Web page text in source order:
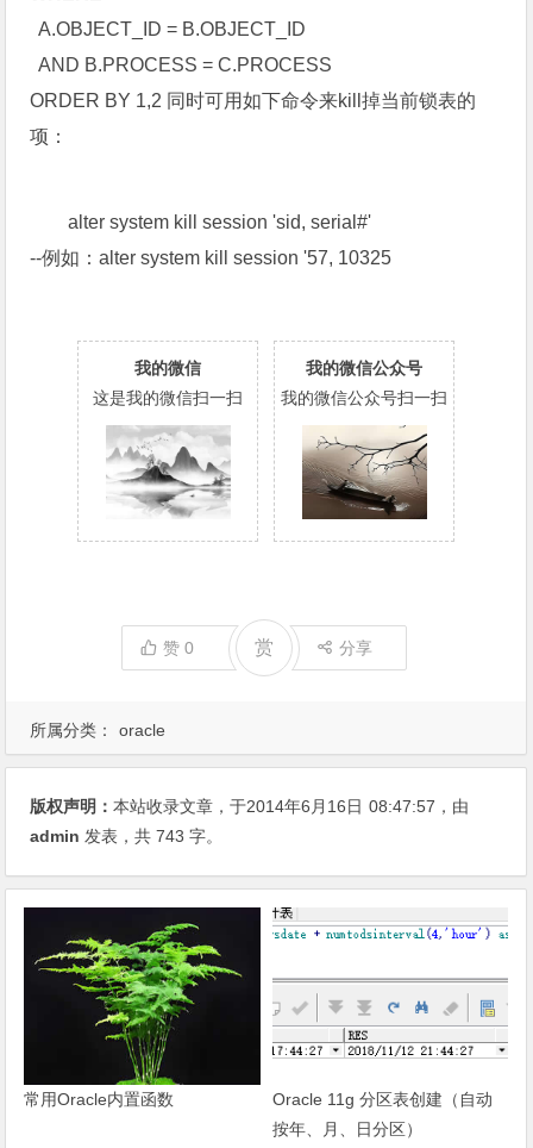
所属分类： oracle
A.OBJECT_ID = B.OBJECT_ID
AND B.PROCESS = C.PROCESS
ORDER BY 1,2 同时可用如下命令来kill掉当前锁表的
项：
alter system kill session 'sid, serial#'
--例如：alter system kill session '57, 10325
我的微信
这是我的微信扫一扫
我的微信公众号
我的微信公众号扫一扫
赞0 赏 分享
版权声明：本站收录文章，于2014年6月16日 08:47:57 ，由
admin 发表，共 743 字。
常用Oracle内置函数
Oracle 11g 分区表创建（自动
按年、月、日分区）